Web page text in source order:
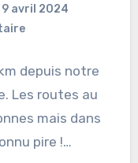
9 avril 2024
depuis notre
Les routes au
mais dans
pire !…